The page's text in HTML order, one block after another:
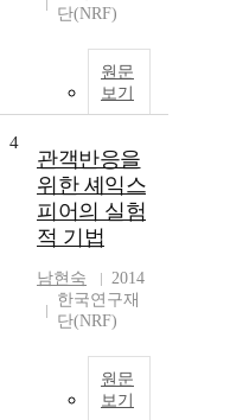
단(NRF)
원문
보기
4
관객반응을
위한 셰익스
피어의 실험
적 기법
남현숙
2014
한국연구재
단(NRF)
원문
보기